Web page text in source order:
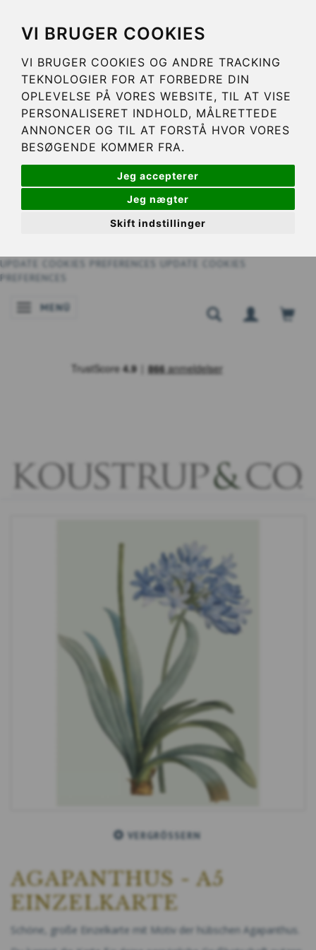
VI BRUGER COOKIES
VI BRUGER COOKIES OG ANDRE TRACKING
TEKNOLOGIER FOR AT FORBEDRE DIN
OPLEVELSE PÅ VORES WEBSITE, TIL AT VISE
PERSONALISERET INDHOLD, MÅLRETTEDE
ANNONCER OG TIL AT FORSTÅ HVOR VORES
BESØGENDE KOMMER FRA.
Jeg accepterer
Jeg nægter
Skift indstillinger
UPDATE COOKIES PREFERENCES
UPDATE COOKIES
PREFERENCES
ANZEIGE ÄNDERN
MENÜ
VERGRÖSSERN
AGAPANTHUS - A5
EINZELKARTE
Schöne, große Einzelkarte mit Motiv der hübschen Agapanthus.